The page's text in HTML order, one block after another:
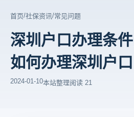
首页/社保资讯/常见问题
深圳户口办理条
如何办理深圳户口
2024-01-10本站整理阅读 21